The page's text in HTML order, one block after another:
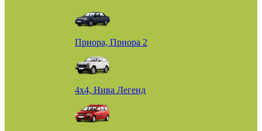
Приора, Приора 2
4х4, Нива Легенд